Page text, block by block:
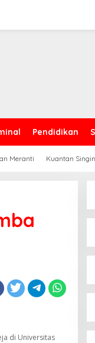
Pendidikan
Meranti Kuantan
di Universitas